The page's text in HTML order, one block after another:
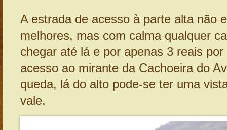
A estrada de acesso à parte alta não
melhores, mas com calma qualquer
chegar até lá e por apenas 3 reais
acesso ao mirante da Cachoeira do
queda, lá do alto pode-se ter uma
vale.